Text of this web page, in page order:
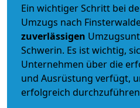
Ein wichtiger Schritt bei
Umzugs nach
zuverlässigen
Schwerin. Es ist wichtig,
Unternehmen über die
und Ausrüstung verfügt,
erfolgreich